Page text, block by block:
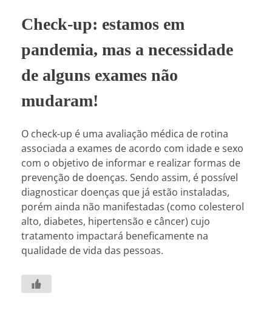
Check-up: estamos em
pandemia, mas a necessidade
de alguns exames não
mudaram!
O check-up é uma avaliação médica de rotina
associada a exames de acordo com idade e sexo
com o objetivo de informar e realizar formas de
prevenção de doenças. Sendo assim, é possível
diagnosticar doenças que já estão instaladas,
porém ainda não manifestadas (como colesterol
alto, diabetes, hipertensão e câncer) cujo
tratamento impactará beneficamente na
qualidade de vida das pessoas.